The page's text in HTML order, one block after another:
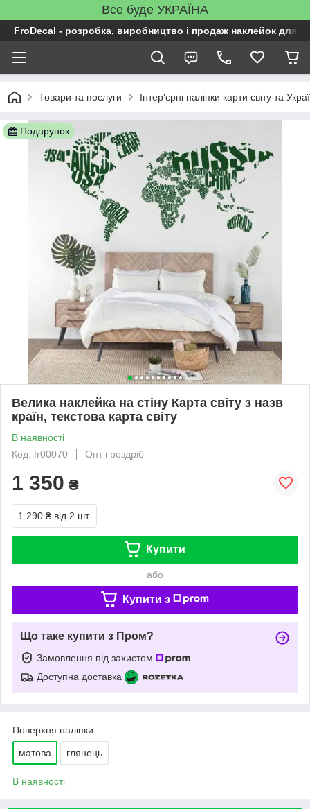
Все буде УКРАЇНА
FroDecal - розробка, виробництво і продаж наклейок для
Товари та послуги Інтер'єрні наліпки карти світу та
Подарунок
Велика наклейка на стіну Карта світу з назв
країн, текстова карта світу
В наявності
Код: fr00070
Опт і роздріб
1 350 ₴
1 290 ₴ від 2 шт.
Купити
або
Купити з
Що таке купити з Пром?
Замовлення під захистом
Доступна доставка
Поверхня наліпки
матова глянець
В наявності